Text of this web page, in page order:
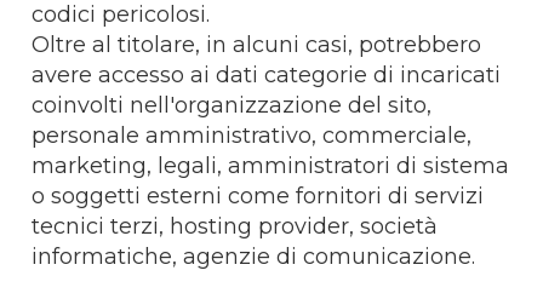
codici pericolosi.
Oltre al titolare, in alcuni casi, potrebbero
avere accesso ai dati categorie di incaricati
coinvolti nell'organizzazione del sito,
personale amministrativo, commerciale,
marketing, legali, amministratori di sistema
o soggetti esterni come fornitori di servizi
tecnici terzi, hosting provider, società
informatiche, agenzie di comunicazione.